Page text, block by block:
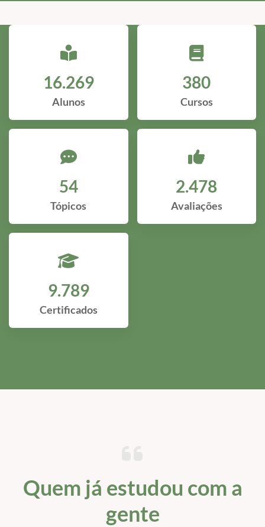
16.269
Alunos
380
Cursos
54
Tópicos
2.478
Avaliações
9.789
Certificados
Quem já estudou com a
gente